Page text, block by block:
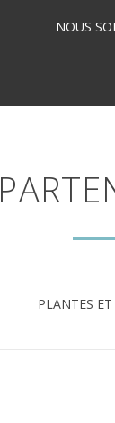
NOUS
PLANTES